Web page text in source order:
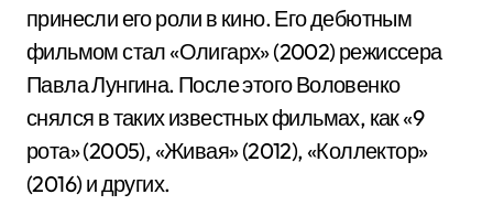
принесли его роли в кино. Его дебютным
фильмом стал «Олигарх» (2002) режиссера
Павла Лунгина. После этого Воловенко
снялся в таких известных фильмах, как «9
рота» (2005), «Живая» (2012), «Коллектор»
(2016) и других.